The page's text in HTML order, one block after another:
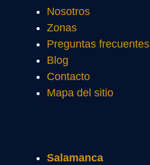
Nosotros
Zonas
Preguntas frecuentes
Blog
Contacto
Mapa del sitio
Salamanca